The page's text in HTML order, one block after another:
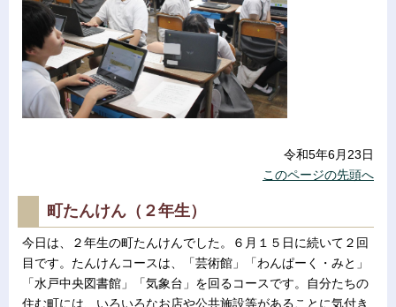
令和5年6月23日
このページの先頭へ
町たんけん（２年生）
今日は、２年生の町たんけんでした。６月１５日に続いて２回
目です。たんけんコースは、「芸術館」「わんぱーく・みと」
「水戸中央図書館」「気象台」を回るコースです。自分たちの
住む町には、いろいろなお店や公共施設等があることに気付き